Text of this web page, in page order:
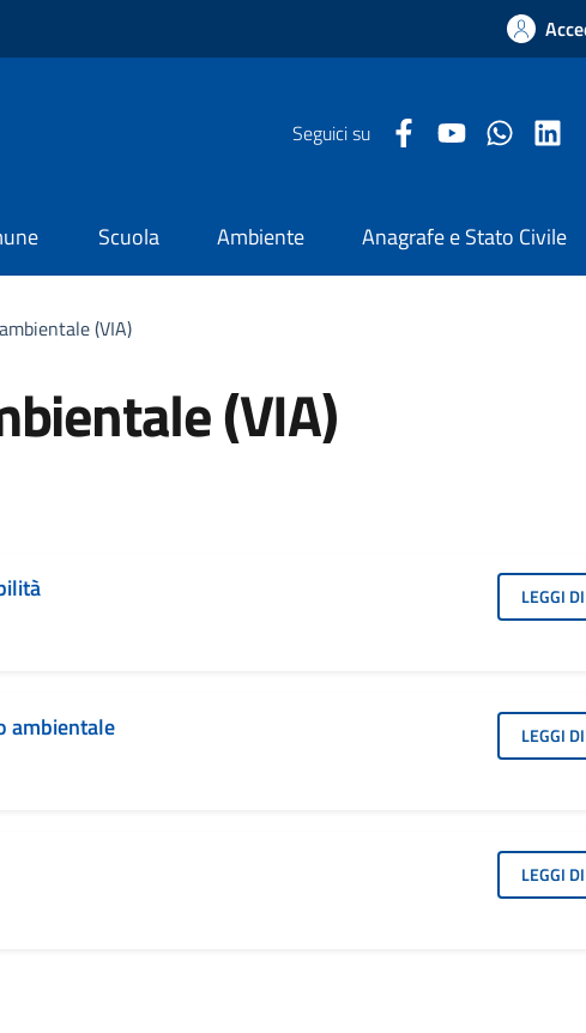
Seguici su Facebook Comune di
YoutubeTwitter
Scuola Ambiente Anagrafe e Stato Civile
(VIA)
(VIA)
LEGGI
ambientale LEGGI
LEGGI